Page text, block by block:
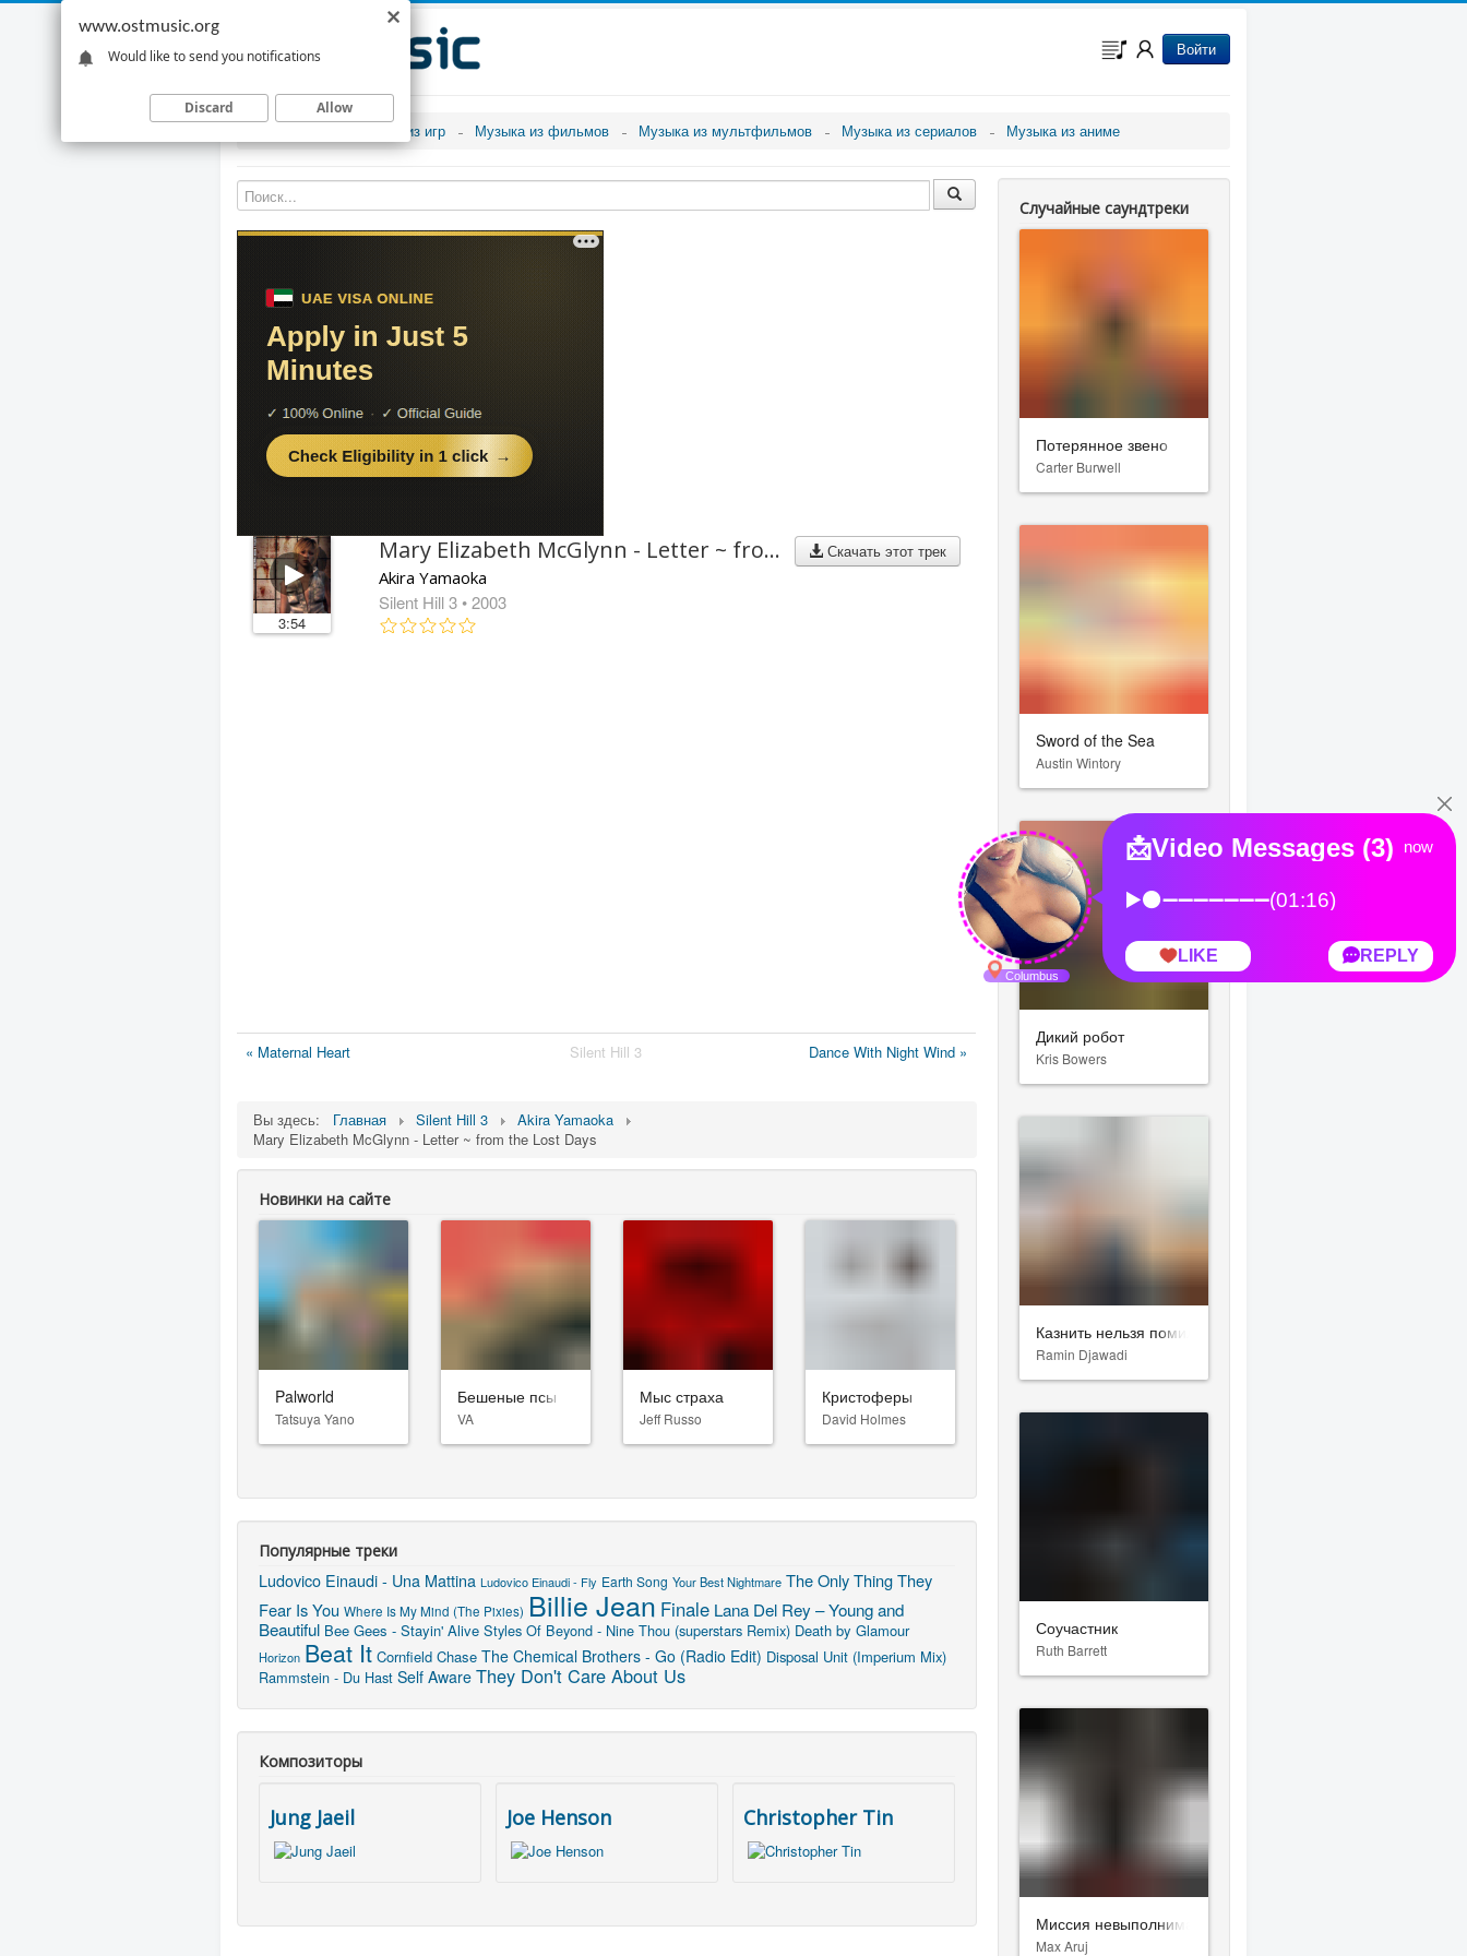
Войти
Музыка из игр Музыка из фильмов Музыка из мультфильмов Музыка из сериалов Музыка из аниме
3:54
Скачать этот трек
Mary Elizabeth McGlynn - Letter ~ from the Lost Days
Akira Yamaoka
Silent Hill 3 • 2003
« Maternal Heart Silent Hill 3 Dance With Night Wind »
Вы здесь: Главная Silent Hill 3
Akira Yamaoka
Mary Elizabeth McGlynn - Letter ~ from the Lost Days
Новинки на сайте
Palworld
Tatsuya Yano
Бешеные псы
VA
Мыс страха
Jeff Russo
Кристоферы
David Holmes
Популярные треки
Ludovico Einaudi - Una Mattina Ludovico Einaudi - Fly Earth Song Your Best Nightmare The Only Thing They
Fear Is You Where Is My Mind (The Pixies) Billie Jean Finale Lana Del Rey – Young and
Beautiful Bee Gees - Stayin' Alive Styles Of Beyond - Nine Thou (superstars Remix) Death by Glamour
Horizon Beat It Cornfield Chase The Chemical Brothers - Go (Radio Edit) Disposal Unit (Imperium Mix)
Rammstein - Du Hast Self Aware They Don't Care About Us
Композиторы
Jung Jaeil Joe Henson Christopher Tin
Случайные саундтреки
Потерянное звено
Carter Burwell
Sword of the Sea
Austin Wintory
Дикий робот
Kris Bowers
Казнить нельзя помиловать
Ramin Djawadi
Соучастник
Ruth Barrett
Миссия невыполнима: Финальная расплата
Max Aruj
www.ostmusic.org
Would like to send you notifications
Discard Allow